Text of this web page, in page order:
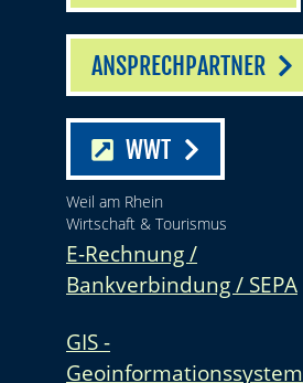
ANSPRECHPARTNER
WWT
Weil am Rhein
Wirtschaft & Tourismus
E-Rechnung /
Bankverbindung / SEPA
GIS -
Geoinformationssystem